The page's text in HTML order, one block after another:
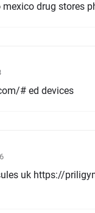
mexico drug stores
# ed devices
uk https://